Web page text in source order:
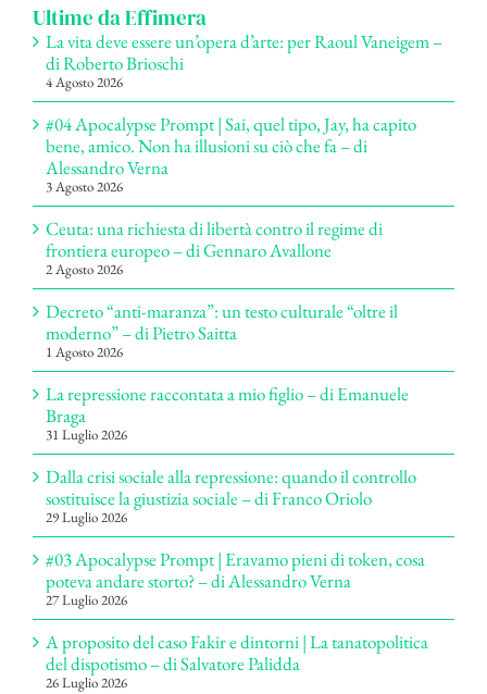
Ultime da Effimera
La vita deve essere un’opera d’arte: per Raoul Vaneigem –
di Roberto Brioschi
4 Agosto 2026
#04 Apocalypse Prompt | Sai, quel tipo, Jay, ha capito
bene, amico. Non ha illusioni su ciò che fa – di
Alessandro Verna
3 Agosto 2026
Ceuta: una richiesta di libertà contro il regime di
frontiera europeo – di Gennaro Avallone
2 Agosto 2026
Decreto “anti-maranza”: un testo culturale “oltre il
moderno” – di Pietro Saitta
1 Agosto 2026
La repressione raccontata a mio figlio – di Emanuele
Braga
31 Luglio 2026
Dalla crisi sociale alla repressione: quando il controllo
sostituisce la giustizia sociale – di Franco Oriolo
29 Luglio 2026
#03 Apocalypse Prompt | Eravamo pieni di token, cosa
poteva andare storto? – di Alessandro Verna
27 Luglio 2026
A proposito del caso Fakir e dintorni | La tanatopolitica
del dispotismo – di Salvatore Palidda
26 Luglio 2026